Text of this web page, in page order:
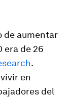
de aumentar
era de 26
.
en
del